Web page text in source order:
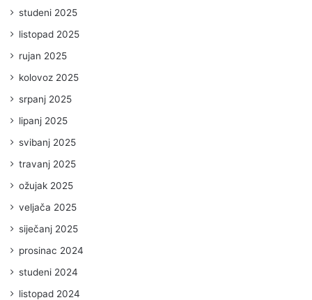
studeni 2025
listopad 2025
rujan 2025
kolovoz 2025
srpanj 2025
lipanj 2025
svibanj 2025
travanj 2025
ožujak 2025
veljača 2025
siječanj 2025
prosinac 2024
studeni 2024
listopad 2024